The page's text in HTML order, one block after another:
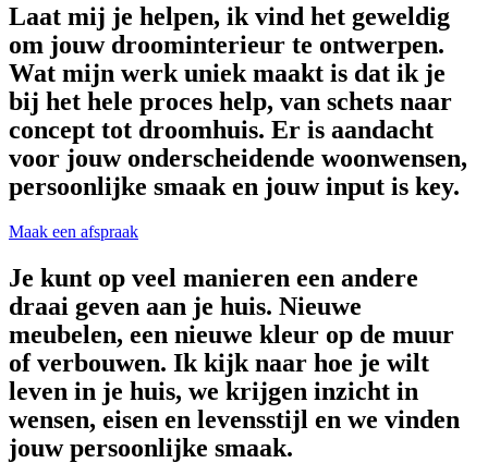
Laat mij je helpen, ik vind het geweldig
om jouw droominterieur te ontwerpen.
Wat mijn werk uniek maakt is dat ik je
bij het hele proces help, van schets naar
concept tot droomhuis. Er is aandacht
voor jouw onderscheidende woonwensen,
persoonlijke smaak en jouw input is key.
Maak een afspraak
Je kunt op veel manieren een andere
draai geven aan je huis. Nieuwe
meubelen, een nieuwe kleur op de muur
of verbouwen. Ik kijk naar hoe je wilt
leven in je huis, we krijgen inzicht in
wensen, eisen en levensstijl en we vinden
jouw persoonlijke smaak.